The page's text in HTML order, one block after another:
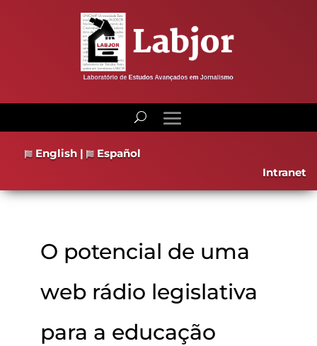
English |
Español
Intranet
O potencial de uma
web rádio legislativa
para a educação